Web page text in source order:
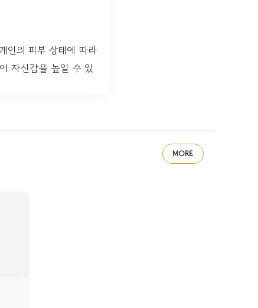
인의 피부 상태에 따라
자신감을 높일 수 있
MORE